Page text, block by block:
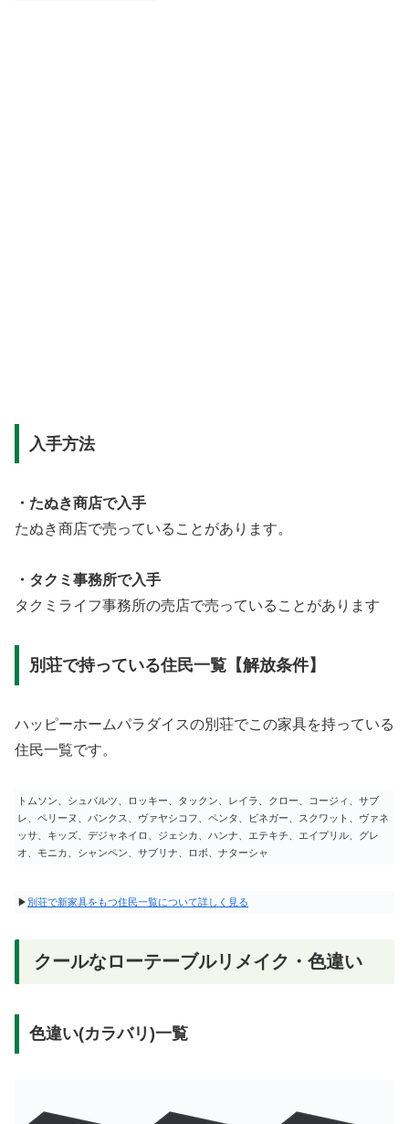
入手方法
・たぬき商店で入手
たぬき商店で売っていることがあります。
・タクミ事務所で入手
タクミライフ事務所の売店で売っていることがあります
別荘で持っている住民一覧【解放条件】
ハッピーホームパラダイスの別荘でこの家具を持っている
住民一覧です。
トムソン、シュバルツ、ロッキー、タックン、レイラ、クロー、コージィ、サブ
レ、ペリーヌ、パンクス、ヴァヤシコフ、ペンタ、ビネガー、スクワット、ヴァネ
ッサ、キッズ、デジャネイロ、ジェシカ、ハンナ、エテキチ、エイプリル、グレ
オ、モニカ、シャンペン、サブリナ、ロボ、ナターシャ
▶ 別荘で新家具をもつ住民一覧について詳しく見る
クールなローテーブルリメイク・色違い
色違い(カラバリ)一覧